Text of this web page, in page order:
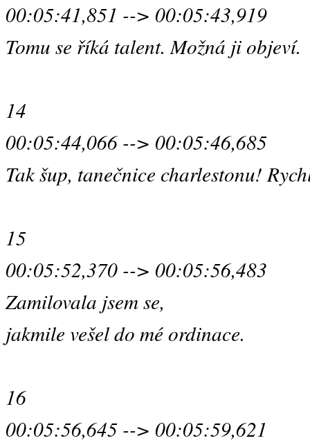
00:05:41,851 --> 00:05:43,919
Tomu se říká talent. Možná ji objeví.
14
00:05:44,066 --> 00:05:46,685
Tak šup, tanečnice charlestonu!
15
00:05:52,370 --> 00:05:56,483
Zamilovala jsem se,
jakmile vešel do mé ordinace.
16
00:05:56,645 --> 00:05:59,621